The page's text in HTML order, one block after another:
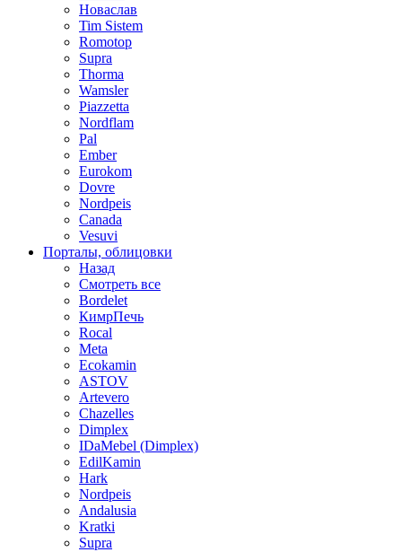
Новаслав
Tim Sistem
Romotop
Supra
Thorma
Wamsler
Piazzetta
Nordflam
Pal
Ember
Eurokom
Dovre
Nordpeis
Canada
Vesuvi
Порталы, облицовки
Назад
Смотреть все
Bordelet
КимрПечь
Rocal
Meta
Ecokamin
ASTOV
Artevero
Chazelles
Dimplex
IDaMebel (Dimplex)
EdilKamin
Hark
Nordpeis
Andalusia
Kratki
Supra